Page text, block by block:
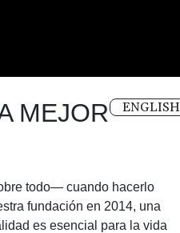
MEJOR
ENGLISH
todo— cuando hacerlo
fundación en 2014, una
es esencial para la vida